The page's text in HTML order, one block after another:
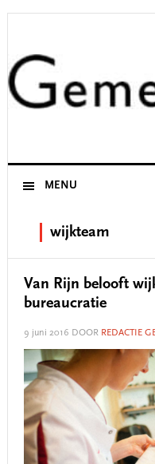
Skip
primary
navigation
Skip
content
Skip
primary
sidebar
Skip
footer
MENU
wijkteam
Van Rijn belooft
bureaucratie
9 juni 2016 DOOR REDACTIE